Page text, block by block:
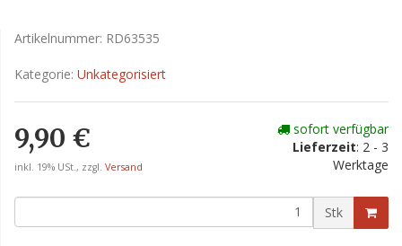
Artikelnummer: RD63535
Kategorie: Unkategorisiert
9,90 €
inkl. 19% USt., zzgl. Versand
sofort verfügbar
Lieferzeit: 2 - 3
Werktage
Stk